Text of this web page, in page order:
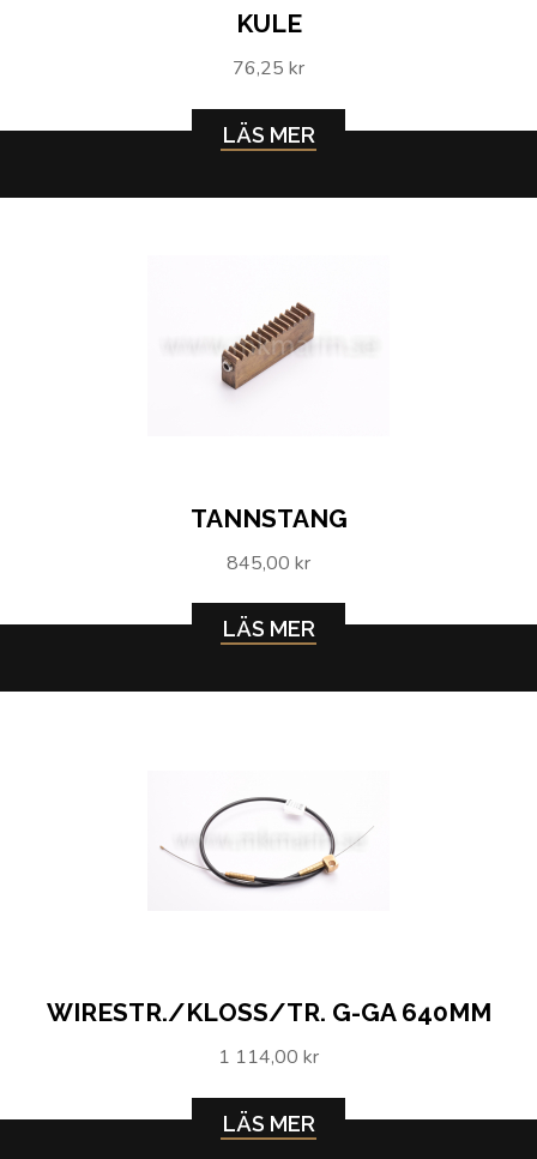
KULE
76,25 kr
LÄS MER
TANNSTANG
845,00 kr
LÄS MER
WIRESTR./KLOSS/TR. G-GA 640MM
1 114,00 kr
LÄS MER